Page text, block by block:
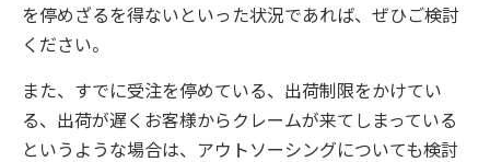
を停めざるを得ないといった状況であれば、ぜひご検討
ください。
また、すでに受注を停めている、出荷制限をかけてい
る、出荷が遅くお客様からクレームが来てしまっている
というような場合は、アウトソーシングについても検討